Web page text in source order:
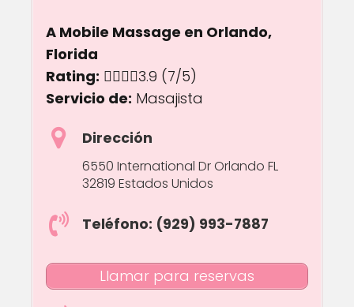
A Mobile Massage en Orlando,
Florida
Rating:
3.9 out of 5.0 stars
3.9 (7/5)
Servicio de: Masajista
Dirección
6550 International Dr Orlando FL
32819 Estados Unidos
Teléfono: (929) 993-7887
Llamar para reservas